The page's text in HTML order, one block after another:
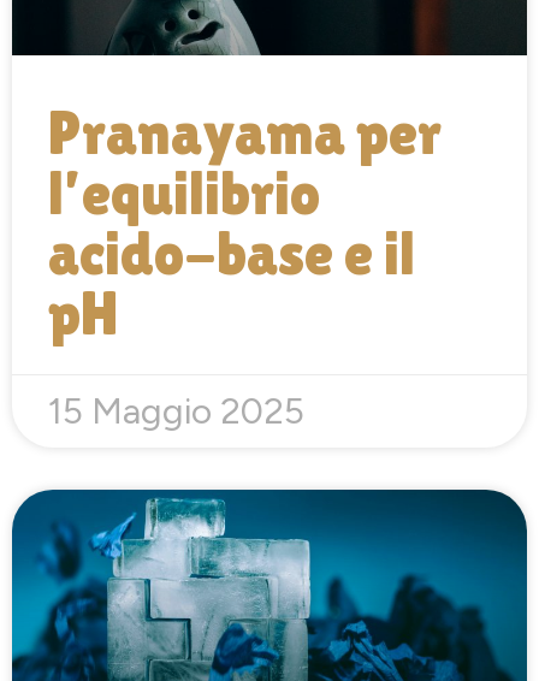
Pranayama per
l’equilibrio
acido-base e il
pH
15 Maggio 2025